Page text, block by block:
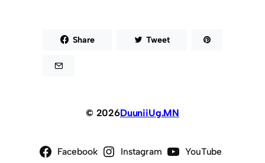
Share Tweet
© 2026DuuniiUg.MN
Facebook Instagram YouTube